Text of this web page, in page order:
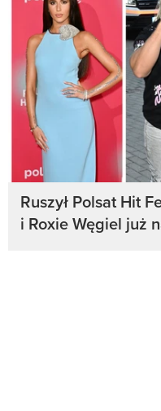
Ruszył Polsat Hit
i Roxie Węgiel już